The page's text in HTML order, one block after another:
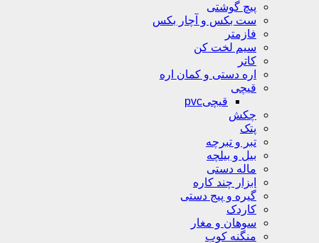
پیچ گوشتی
ست بکس و آچار بکس
فازمتر
سیم لخت کن
کاتر
اره دستی و کمان اره
قیچی
قیچیpvc
چکش
پتک
تبر و تبرچه
بیل و بیلچه
ماله دستی
ابزار چند کاره
گیره و پیج دستی
کاردک
سوهان و مغار
منگنه کوب